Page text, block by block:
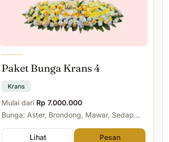
Paket Bunga Krans 4
Krans
Mulai dari Rp 7.000.000
Bunga: Aster, Brondong, Mawar, Sedap
Lihat
Pesan